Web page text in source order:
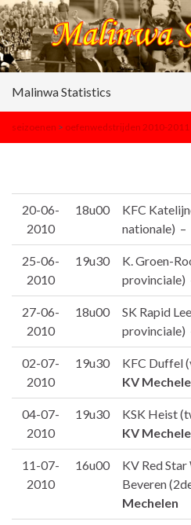
Malinwa Statistics
seizoenen > oefenwedstrijden 2010-2011
20-06-
2010
18u00
KFC
nationale) –
25-06-
2010
19u30
K. Groen-
provinciale)
27-06-
2010
18u00
SK Rapid
provinciale)
02-07-
2010
19u30
KFC Duffel
KV
04-07-
2010
19u30
KSK Heist
KV
11-07-
2010
16u00
KV Red Star
Beveren
Mechelen